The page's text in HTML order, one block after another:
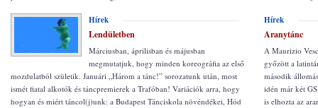
Hírek
Lendületben
Márciusban, áprilisban és májusban
megmutatjuk, hogy minden koreográfia az első
mozdulatból születik. Januári „Három a tánc!” sorozatunk után, most
ismét fiatal alkotók és táncpremierek a Trafóban! Variációk arra, hogy
hogyan és miért táncol(j)unk: a Budapest Tánciskola növéndékei, Hód
Hírek
Aranytánc
A Maurizio
győzött a
második
idén már két
is elhozta az